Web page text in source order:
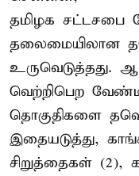
தமிழக சட்டசபை
தலைமையிலான
உருவெடுத்தது.
வெற்றிபெற
தொகுதிகளை
இதையடுத்து,
சிறுத்தைகள் (2),